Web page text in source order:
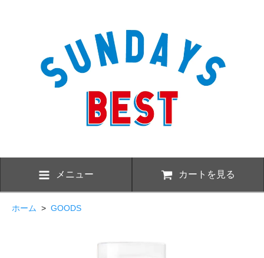
メニュー カートを見る
ホーム > GOODS